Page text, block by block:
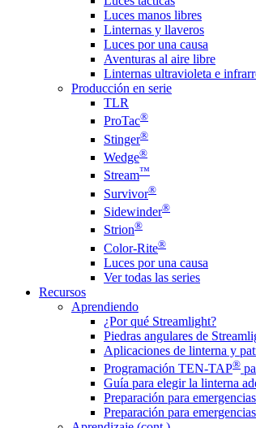
Luces manos libres
Linternas y llaveros
Luces por una causa
Aventuras al aire libre
Linternas ultravioleta e
Producción en serie
TLR
ProTac®
Stinger®
Wedge®
Stream™
Survivor®
Sidewinder®
Strion®
Color-Rite®
Luces por una causa
Ver todas las series
Recursos
Aprendiendo
¿Por qué Streamlight?
Piedras angulares de
Aplicaciones de linterna y
Programación TEN-TAP®
Guía para elegir la linterna
Preparación para
Preparación para emergencias